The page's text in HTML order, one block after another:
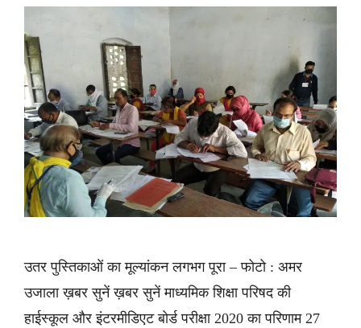
उतर पुस्तिकाओं का मूल्यांकन लगभग पूरा – फोटो : अमर
उजाला ख़बर सुनें ख़बर सुनें माध्यमिक शिक्षा परिषद की
हाईस्कूल और इंटरमीडिएट बोर्ड परीक्षा 2020 का परिणाम 27